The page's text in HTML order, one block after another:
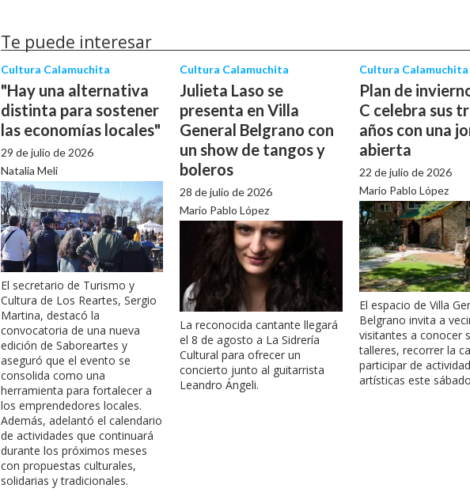
Te puede interesar
"Hay una alternativa
distinta para sostener
las economías locales"
Natalia Meli
Cultura Calamuchita
29 de julio de 2026
El secretario de Turismo y
Cultura de Los Reartes, Sergio
Martina, destacó la
convocatoria de una nueva
edición de Saboreartes y
aseguró que el evento se
consolida como una
herramienta para fortalecer a
los emprendedores locales.
Además, adelantó el calendario
de actividades que continuará
durante los próximos meses
con propuestas culturales,
solidarias y tradicionales.
Julieta Laso se
presenta en Villa
General Belgrano con
un show de tangos y
boleros
Mario Pablo López
Cultura Calamuchita
28 de julio de 2026
La reconocida cantante llegará
el 8 de agosto a La Sidrería
Cultural para ofrecer un
concierto junto al guitarrista
Leandro Ángeli.
Plan de
C celebra sus
años con una
abierta
Mario Pablo López
Cultura Calamuchita
22 de julio de 2026
El espacio de Villa
Belgrano invita a
visitantes a conocer
talleres, recorrer la
participar de
artísticas este